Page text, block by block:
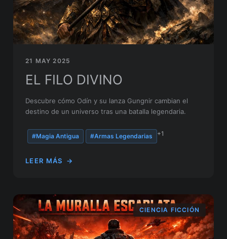
21 MAY 2025
EL FILO DIVINO
Descubre cómo Odín y su lanza Gungnir cambian el
destino de un universo tras una batalla legendaria.
#Magia Antigua #Armas Legendarias +1
LEER MÁS →
CIENCIA FICCIÓN